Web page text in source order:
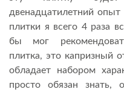
двенадцатилетний
плитки я всего 4 раза
бы мог
плитка, это капризный
обладает набором
просто обязан знать,